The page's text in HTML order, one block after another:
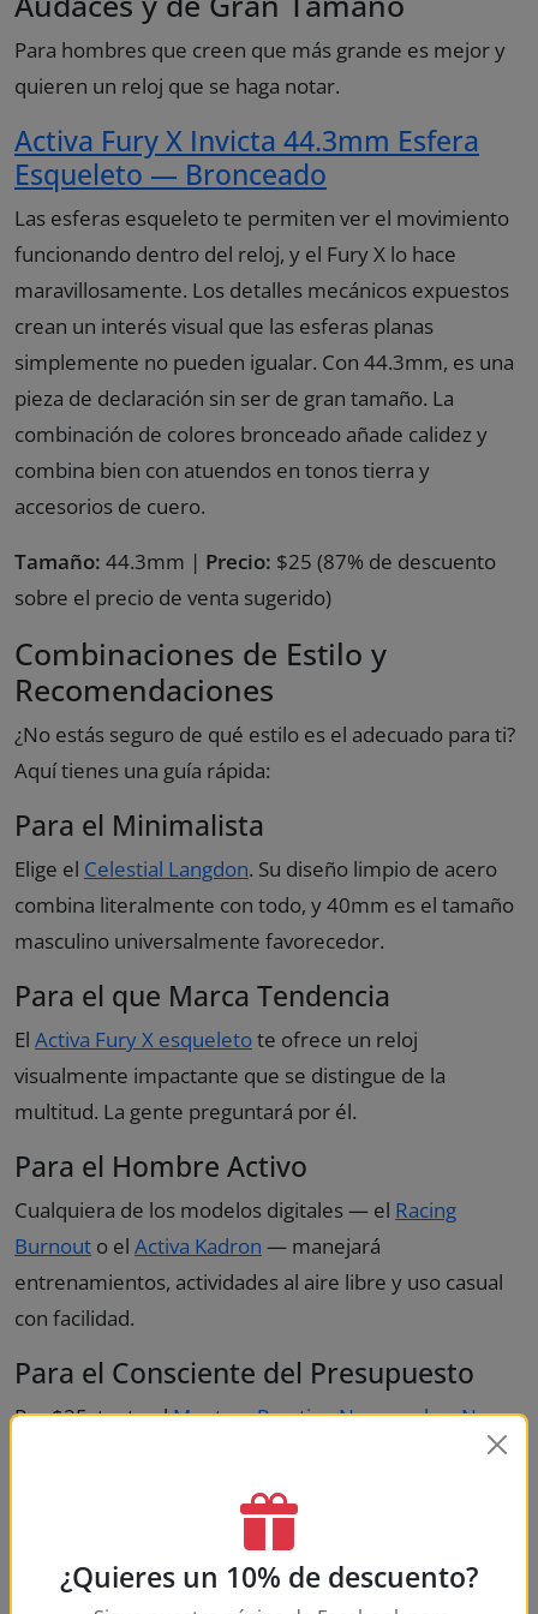
Para hombres que creen que más grande es mejor y
quieren un reloj que se haga notar.
Activa Fury X Invicta 44.3mm Esfera
Esqueleto — Bronceado
Las esferas esqueleto te permiten ver el movimiento
funcionando dentro del reloj, y el Fury X lo hace
maravillosamente. Los detalles mecánicos expuestos
crean un interés visual que las esferas planas
simplemente no pueden igualar. Con 44.3mm, es una
pieza de declaración sin ser de gran tamaño. La
combinación de colores bronceado añade calidez y
combina bien con atuendos en tonos tierra y
accesorios de cuero.
Tamaño: 44.3mm | Precio: $25 (87% de descuento
sobre el precio de venta sugerido)
Combinaciones de Estilo y
Recomendaciones
¿No estás seguro de qué estilo es el adecuado para ti?
Aquí tienes una guía rápida:
Para el Minimalista
Elige el Celestial Langdon. Su diseño limpio de acero
combina literalmente con todo, y 40mm es el tamaño
masculino universalmente favorecedor.
Para el que Marca Tendencia
El Activa Fury X esqueletote ofrece un reloj
visualmente impactante que se distingue de la
multitud. La gente preguntará por él.
Para el Hombre Activo
Cualquiera de los modelos digitales — el Racing
Burnout o el Activa Kadron — manejará
entrenamientos, actividades al aire libre y uso casual
con facilidad.
Para el Consciente del Presupuesto
Por $25, tanto elMontres Prestige Negro sobre Negro
son ofertas increíbles. Podrías
comprar ambos por $50 y tener cubiertos un reloj de
Consejos de Compra para Relojes
¿Quieres un 10% de descuento?